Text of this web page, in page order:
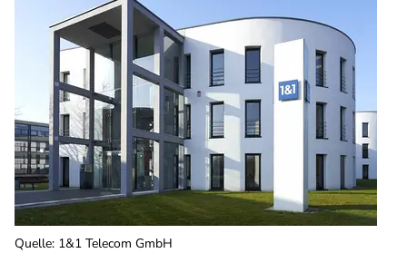
Quelle: 1&1 Telecom GmbH